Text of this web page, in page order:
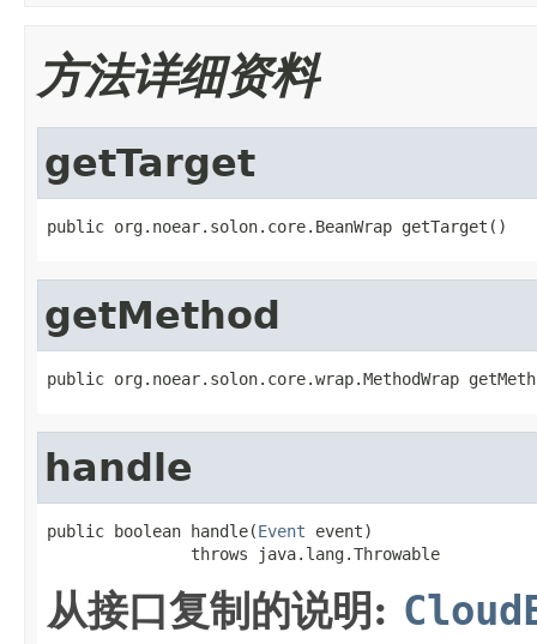
方法详细资料
getTarget
public org.noear.solon.core.BeanWrap getTarget()
getMethod
public org.noear.solon.core.wrap.MethodWrap
handle
public boolean handle(Event event)
               throws java.lang.Throwable
从接口复制的说明: